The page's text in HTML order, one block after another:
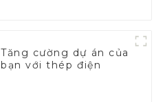
Tăng cường dự án của
bạn với thép điện